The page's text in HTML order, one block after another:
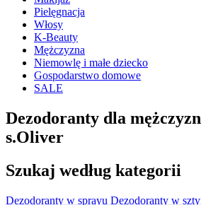
Pielęgnacja
Włosy
K-Beauty
Mężczyzna
Niemowlę i małe dziecko
Gospodarstwo domowe
SALE
Dezodoranty dla
s.Oliver
Szukaj według kategorii
Dezodoranty w sprayu Dezodoranty w